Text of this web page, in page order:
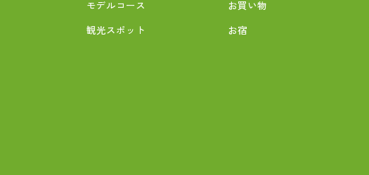
モデルコース
観光スポット
お買い物
お宿